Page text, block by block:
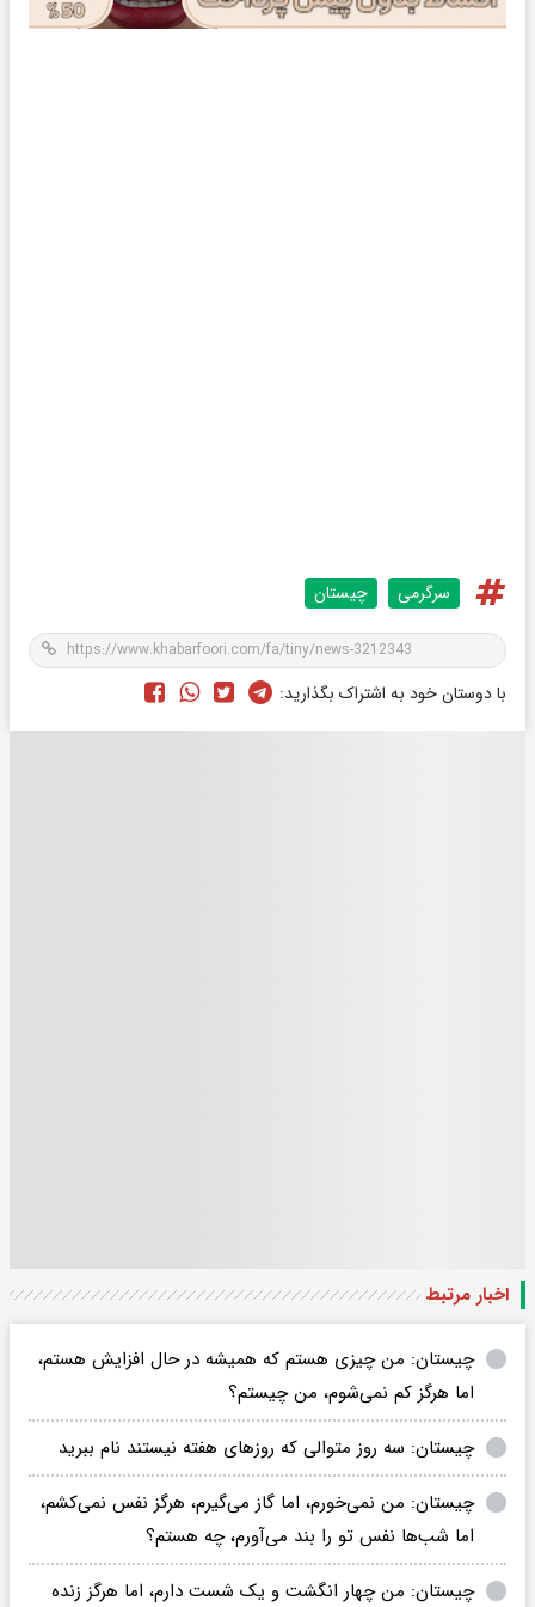
سرگرمی چیستان
با دوستان خود به اشتراک بگذارید:
اخبار مرتبط
چیستان: من چیزی هستم که همیشه در حال افزایش هستم،
اما هرگز کم نمی‌شوم، من چیستم؟
چیستان: سه روز متوالی که روزهای هفته نیستند نام ببرید
چیستان: من نمی‌خورم، اما گاز می‌گیرم، هرگز نفس نمی‌کشم،
اما شب‌ها نفس تو را بند می‌آورم، چه هستم؟
چیستان: من چهار انگشت و یک شست دارم، اما هرگز زنده